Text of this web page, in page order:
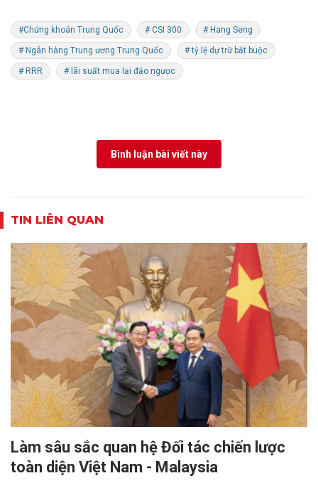
#Chứng khoán Trung Quốc # CSI 300 # Hang Seng
# Ngân hàng Trung ương Trung Quốc # tỷ lệ dự trữ bắt buộc
# RRR # lãi suất mua lại đảo ngược
Bình luận bài viết này
TIN LIÊN QUAN
Làm sâu sắc quan hệ Đối tác chiến lược
toàn diện Việt Nam - Malaysia